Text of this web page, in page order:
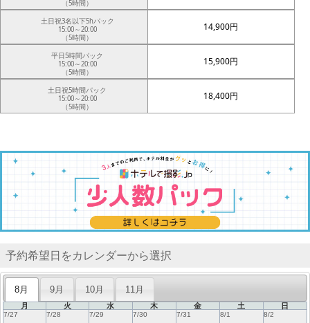
（5時間）
土日祝3名以下5hパック
15:00～20:00
（5時間）
14,900円
平日5時間パック
15:00～20:00
（5時間）
15,900円
土日祝5時間パック
15:00～20:00
（5時間）
18,400円
予約希望日をカレンダーから選択
8月 9月 10月 11月
月 火 水 木 金 土 日
7/27 7/28 7/29 7/30 7/31 8/1 8/2